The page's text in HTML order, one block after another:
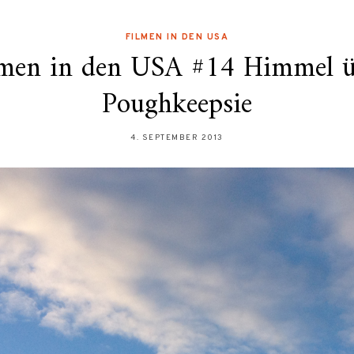
FILMEN IN DEN USA
in den USA #14 Himmel
Poughkeepsie
4. SEPTEMBER 2013